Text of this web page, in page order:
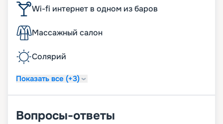
Wi-fi интернет в одном из баров
Массажный салон
Солярий
Показать все (+3)
Вопросы-ответы